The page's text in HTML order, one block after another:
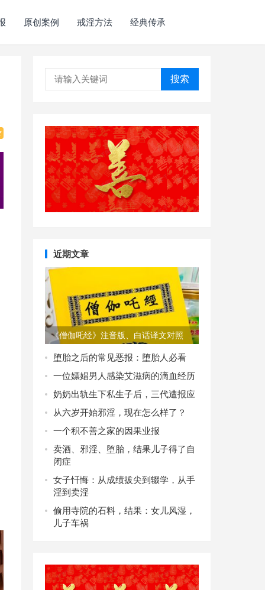
原创案例 戒淫方法 经典传承
搜索
近期文章
《僧伽吒经》注音版、白话译文对照
PDF电子版下载
堕胎之后的常见恶报：堕胎人必看
一位嫖娼男人感染艾滋病的滴血经历
奶奶出轨生下私生子后，三代遭报应
从六岁开始邪淫，现在怎么样了？
一个积不善之家的因果业报
卖酒、邪淫、堕胎，结果儿子得了自
闭症
女子忏悔：从成绩拔尖到辍学，从手
淫到卖淫
偷用寺院的石料，结果：女儿风湿，
儿子车祸